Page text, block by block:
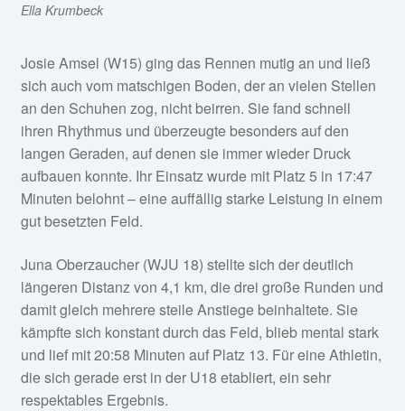
Ella Krumbeck
Josie Amsel (W15) ging das Rennen mutig an und ließ
sich auch vom matschigen Boden, der an vielen Stellen
an den Schuhen zog, nicht beirren. Sie fand schnell
ihren Rhythmus und überzeugte besonders auf den
langen Geraden, auf denen sie immer wieder Druck
aufbauen konnte. Ihr Einsatz wurde mit Platz 5 in 17:47
Minuten belohnt – eine auffällig starke Leistung in einem
gut besetzten Feld.
Juna Oberzaucher (WJU 18) stellte sich der deutlich
längeren Distanz von 4,1 km, die drei große Runden und
damit gleich mehrere steile Anstiege beinhaltete. Sie
kämpfte sich konstant durch das Feld, blieb mental stark
und lief mit 20:58 Minuten auf Platz 13. Für eine Athletin,
die sich gerade erst in der U18 etabliert, ein sehr
respektables Ergebnis.